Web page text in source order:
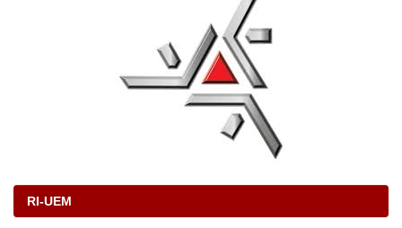
RI-UEM